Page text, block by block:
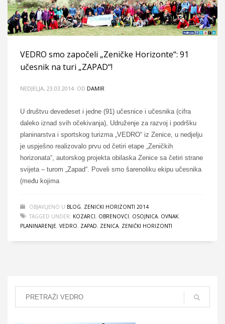
VEDRO smo započeli „Zeničke Horizonte“: 91
učesnik na turi „ZAPAD“!
NEDJELJA, 23.03.2014. OD DAMIR
U društvu devedeset i jedne (91) učesnice i učesnika (cifra
daleko iznad svih očekivanja), Udruženje za razvoj i podršku
planinarstva i sportskog turizma „VEDRO“ iz Zenice, u nedjelju
je uspješno realizovalo prvu od četiri etape „Zeničkih
horizonata“, autorskog projekta obilaska Zenice sa četiri strane
svijeta – turom „Zapad“. Poveli smo šarenoliku ekipu učesnika
(među kojima
OBJAVLJENO U BLOG, ZENICKI HORIZONTI 2014
TAGGED UNDER: KOZARCI, OBRENOVCI, OSOJNICA, OVNAK,
PLANINARENJE, VEDRO, ZAPAD, ZENICA, ZENIČKI HORIZONTI